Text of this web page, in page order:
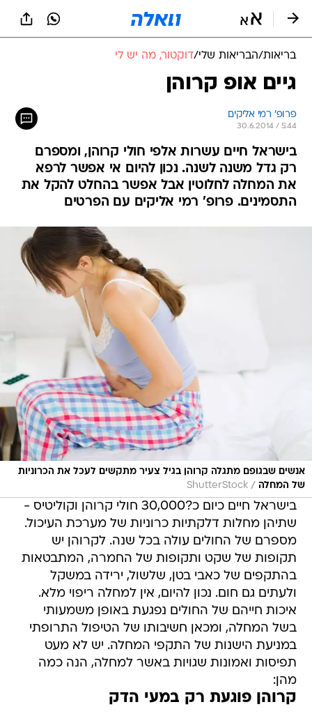
בריאות/הבריאות שלי/דוקטור, מה יש לי
גיים אופ קרוהן
פרופ' רמי אליקים
30.6.2014 / 5:44
בישראל חיים עשרות אלפי חולי קרוהן, ומספרם
רק גדל משנה לשנה. נכון להיום אי אפשר לרפא
את המחלה לחלוטין אבל אפשר בהחלט להקל את
התסמינים. פרופ' רמי אליקים עם הפרטים
אנשים שבגופם מתגלה קרוהן בגיל צעיר מתקשים לעכל את הכרוניות
של המחלה /
ShutterStock
בישראל חיים כיום כ?30,000 חולי קרוהן וקוליטיס -
שתיהן מחלות דלקתיות כרוניות של מערכת העיכול.
מספרם של החולים עולה בכל שנה. לקרוהן יש
תקופות של שקט ותקופות של החמרה, המתבטאות
בהתקפים של כאבי בטן, שלשול, ירידה במשקל
ולעתים גם חום. נכון להיום, אין למחלה ריפוי מלא.
איכות חייהם של החולים נפגעת באופן משמעותי
בשל המחלה, ומכאן חשיבותו של הטיפול התרופתי
במניעת הישנות של התקפי המחלה. יש לא מעט
תפיסות ואמונות שגויות באשר למחלה, הנה כמה
מהן:
קרוהן פוגעת רק במעי הדק